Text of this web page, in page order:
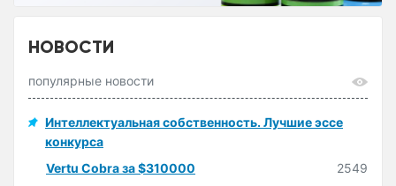
НОВОСТИ
популярные новости
Интеллектуальная собственность. Лучшие эссе
конкурса
Vertu Cobra за $310000
2549